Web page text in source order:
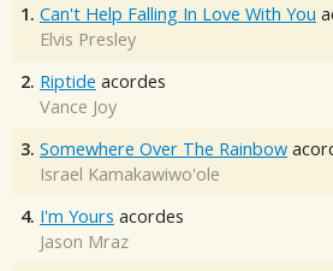
1. Can't Help Falling In Love With You
Elvis Presley
2. Riptide acordes
Vance Joy
3. Somewhere Over The Rainbow
Israel Kamakawiwo'ole
4. I'm Yours acordes
Jason Mraz